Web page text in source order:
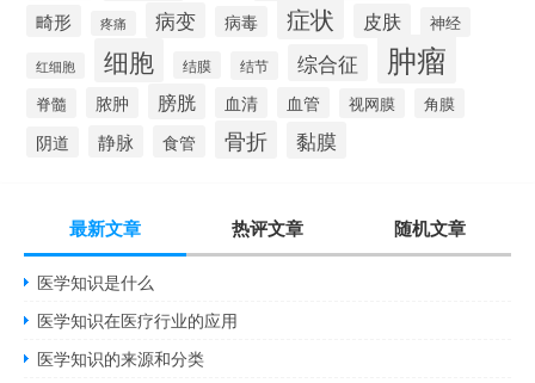
畸形 疼痛 病变 病毒 症状 皮肤 神经
红细胞 细胞 结膜 结节 综合征 肿瘤
脊髓 脓肿 膀胱 血清 血管 视网膜 角膜
阴道 静脉 食管 骨折 黏膜
最新文章 热评文章 随机文章
医学知识是什么
医学知识在医疗行业的应用
医学知识的来源和分类